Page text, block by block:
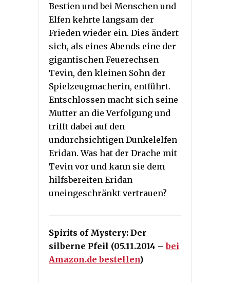
Bestien und bei Menschen und
Elfen kehrte langsam der
Frieden wieder ein. Dies ändert
sich, als eines Abends eine der
gigantischen Feuerechsen
Tevin, den kleinen Sohn der
Spielzeugmacherin, entführt.
Entschlossen macht sich seine
Mutter an die Verfolgung und
trifft dabei auf den
undurchsichtigen Dunkelelfen
Eridan. Was hat der Drache mit
Tevin vor und kann sie dem
hilfsbereiten Eridan
uneingeschränkt vertrauen?
Spirits of Mystery: Der
silberne Pfeil (05.11.2014 –bei
Amazon.de bestellen)